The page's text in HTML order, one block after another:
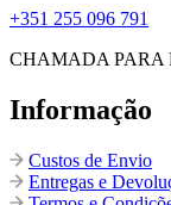
+351 255 096 791
CHAMADA PARA
Informação
Custos de Envio
Entregas e